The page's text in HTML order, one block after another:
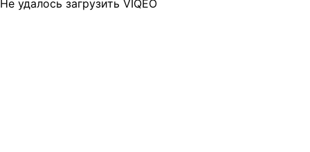
Не удалось загрузить VIQEO